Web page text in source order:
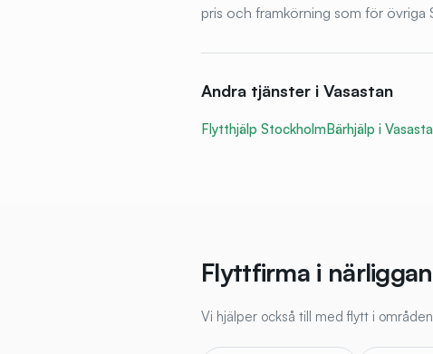
pris och framkörning som för övriga
Andra tjänster i Vasastan
Flytthjälp StockholmBärhjälp i
Flyttfirma i
Vi hjälper också till med flytt i